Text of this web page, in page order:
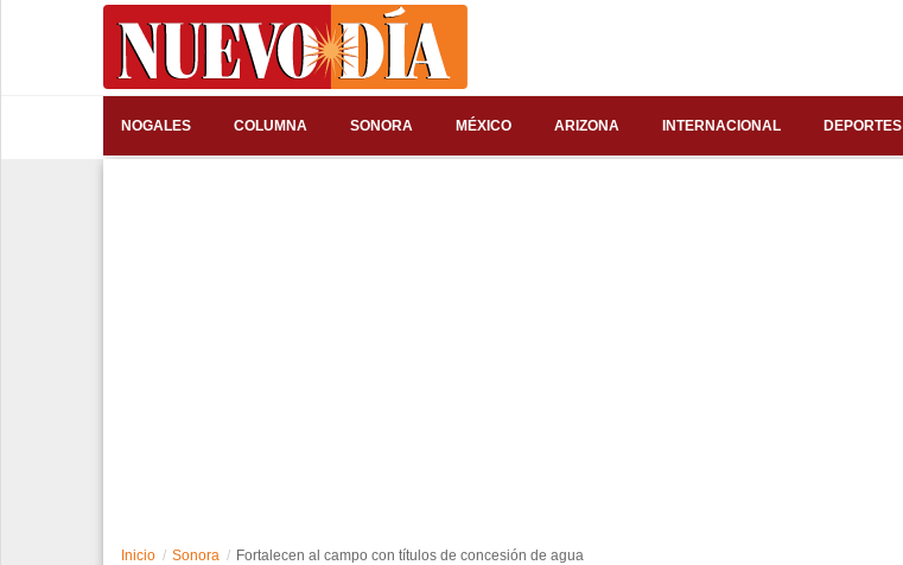
NOGALES COLUMNA SONORA MÉXICO ARIZONA INTERNACIONAL DEPORTES
Inicio Sonora Fortalecen al campo con títulos de concesión de agua